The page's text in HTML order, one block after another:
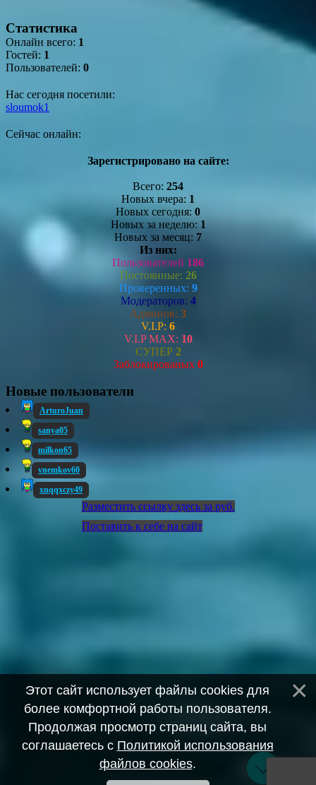
Статистика
Онлайн всего: 1
Гостей: 1
Пользователей: 0
Нас сегодня посетили:
sloumok1
Сейчас онлайн:
Зарегистрировано на сайте:
Всего: 254
Новых вчера: 1
Новых сегодня: 0
Новых за неделю: 1
Новых за месяц: 7
Из них:
Пользователей 186
Постоянные: 26
Проверенных: 9
Модераторов: 4
Админов: 3
V.I.P: 6
V.I.P MAX: 10
СУПЕР 2
Заблокированых 0
Новые пользователи
ArturoJuan
sanya05
milkon65
vnemkov60
xnqqxczy49
Разместить ссылку здесь за руб.
Поставить к себе на сайт
Этот сайт использует файлы cookies для
более комфортной работы пользователя.
Продолжая просмотр страниц сайта, вы
соглашаетесь с Политикой использования
файлов cookies.